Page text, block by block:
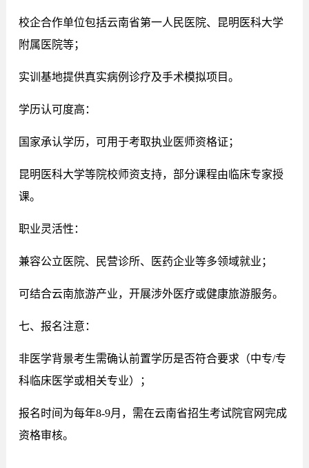
校企合作单位包括云南省第一人民医院、昆明医科大学
附属医院等；
实训基地提供真实病例诊疗及手术模拟项目。
学历认可度高：
国家承认学历，可用于考取执业医师资格证；
昆明医科大学等院校师资支持，部分课程由临床专家授
课。
职业灵活性：
兼容公立医院、民营诊所、医药企业等多领域就业；
可结合云南旅游产业，开展涉外医疗或健康旅游服务。
七、报名注意：
非医学背景考生需确认前置学历是否符合要求（中专/专
科临床医学或相关专业）；
报名时间为每年8-9月，需在云南省招生考试院官网完成
资格审核。